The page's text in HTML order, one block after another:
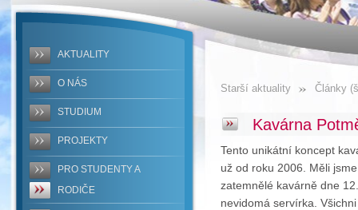
AKTUALITY
O NÁS
STUDIUM
PROJEKTY
PRO STUDENTY A
RODIČE
Starší aktuality Články
Kavárna
Tento unikátní koncept
už od roku 2006. Měli
zatemnělé kavárně dne
nevidomá servírka.